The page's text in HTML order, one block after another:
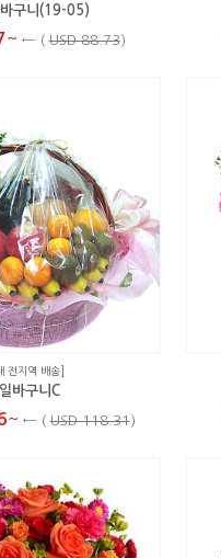
구니(19-05)
~ ← (USD 88.73)
전지역 배송]
바구니C
~ ← (USD 118.31)